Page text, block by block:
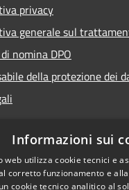
privacy
generale sul
nomina DPO
della protezione dei
©
Informazioni sui
web utilizza cookie tecnici e
corretto funzionamento e
cookie tecnico analitico al